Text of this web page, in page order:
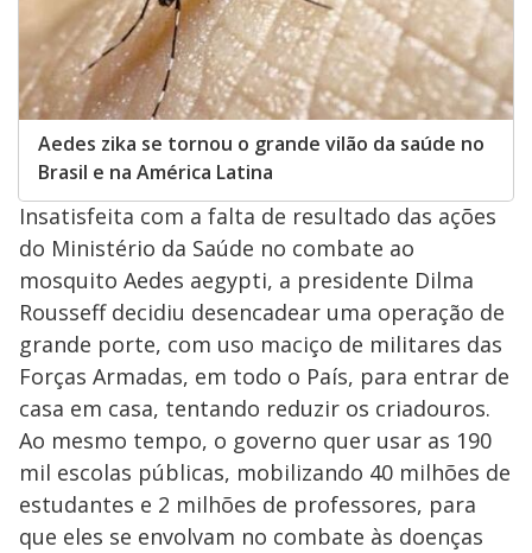
Aedes zika se tornou o grande vilão da saúde no
Brasil e na América Latina
Insatisfeita com a falta de resultado das ações
do Ministério da Saúde no combate ao
mosquito Aedes aegypti, a presidente Dilma
Rousseff decidiu desencadear uma operação de
grande porte, com uso maciço de militares das
Forças Armadas, em todo o País, para entrar de
casa em casa, tentando reduzir os criadouros.
Ao mesmo tempo, o governo quer usar as 190
mil escolas públicas, mobilizando 40 milhões de
estudantes e 2 milhões de professores, para
que eles se envolvam no combate às doenças